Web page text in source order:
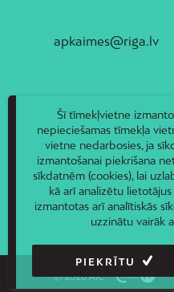
apkaimes@riga.lv
© 2026 AIC
Šī tīmekļvietne
nepieciešamas tīmekļa
vietne nedarbosies, ja
izmantošanai piekrišana
sīkdatnēm (cookies), lai
kā arī analizētu
izmantotas arī analītiskās
uzzinātu vairāk
PIEKRĪTU